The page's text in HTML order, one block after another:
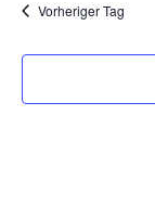
Vorheriger Tag